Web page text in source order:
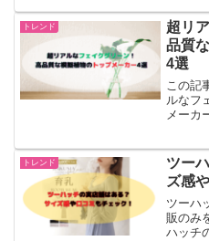
トレンド
超リ
品質
4選
この記
ルなフ
メーカ
高まっ
さまざ
トレンド
ツー
ズ感
ツーハ
販のみ
ハッチ